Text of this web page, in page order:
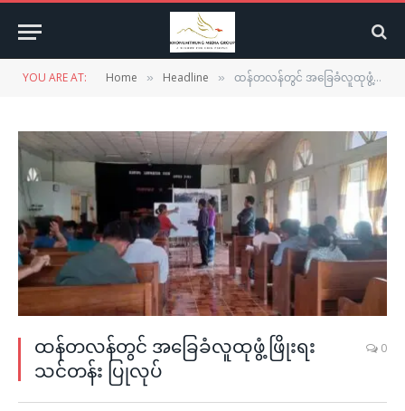
YOU ARE AT: Home » Headline » ထန်တလန်တွင် အခြေခံလူထုဖွံ့ဖြိုးရးသင်တန်း ပြုလုပ်
ထန်တလန်တွင် အခြေခံလူထုဖွံ့ဖြိုးရး
သင်တန်း ပြုလုပ်
0